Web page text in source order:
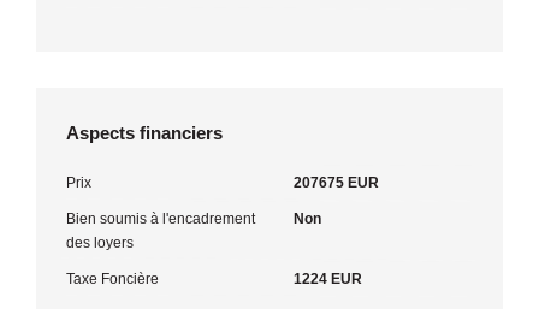
Aspects financiers
Prix 207675 EUR
Bien soumis à l'encadrement
des loyers
Non
Taxe Foncière 1224 EUR